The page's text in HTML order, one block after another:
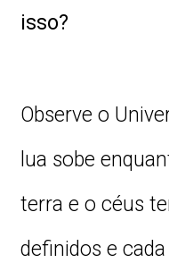
isso?
Observe o
lua sobe
terra e o céus
definidos e